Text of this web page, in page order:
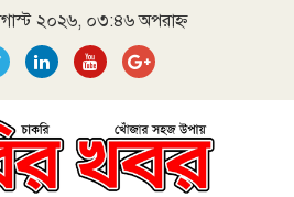
২০২৬, ০৩:৪৬ অপরাহ্ন